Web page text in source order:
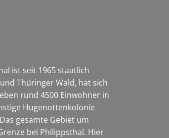
ist seit 1965 staatlich
Thüringer Wald, hat sich
rund 4500 Einwohner in
Hugenottenkolonie
gesamte Gebiet um
bei Philippsthal. Hier